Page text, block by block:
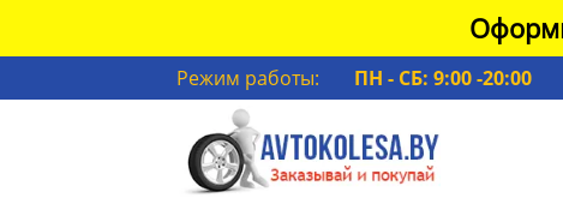
Режим работы: ПН - СБ: 9:00 -20:00